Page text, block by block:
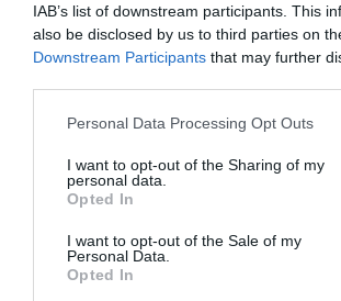
IAB’s list of downstream participants. This
also be disclosed by us to third parties on
Downstream Participants that may further
Personal Data Processing Opt Outs
I want to opt-out of the Sharing of my
personal data.
Opted In
I want to opt-out of the Sale of my
Personal Data.
Opted In
ΞΕΝΟΙ ΣΥΓΓΡΑΦΕΙΣ
ΠΑΝΕΠΙΣΤΗΜΙΑΚΕΣ ΕΚΔΟΣΕΙΣ ΚΡΗΤΗΣ
Newsletter
Κάθε βδομάδα στο e-mail σας τα
την Τέχνη και τον Πολιτισμό!